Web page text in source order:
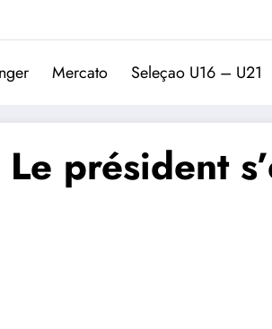
Trivela
L'actualité
Mercato Seleçao U16 – U21
président